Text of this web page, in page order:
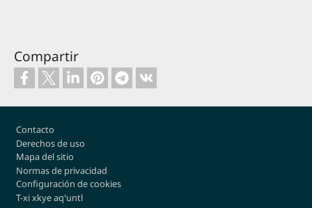
Compartir
Footer
Contacto
Derechos de uso
Mapa del sitio
Normas de privacidad
Configuración de cookies
T-xi xkye aqꞌuntl